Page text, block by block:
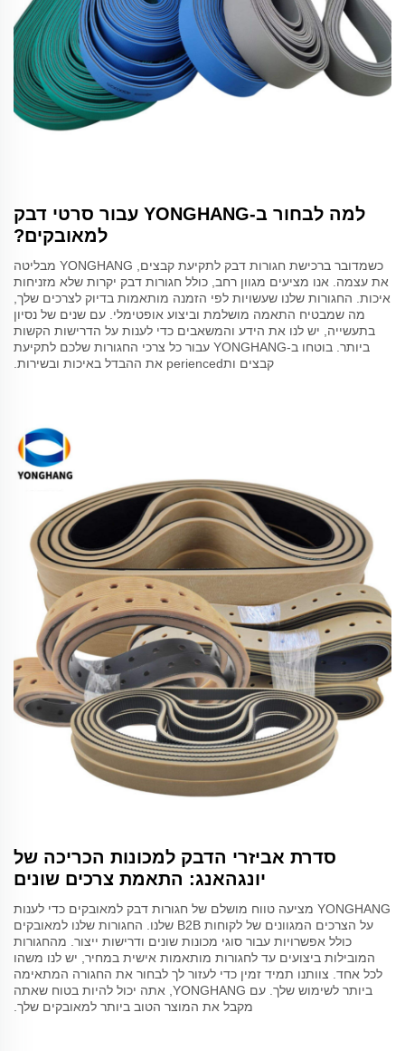
למה לבחור ב-YONGHANG עבור סרטי דבק
למאובקים?
כשמדובר ברכישת חגורות דבק לתקיעת קבצים, YONGHANG מבליטה
את עצמה. אנו מציעים מגוון רחב, כולל חגורות דבק יקרות שלא מזניחות
איכות. החגורות שלנו שעשויות לפי הזמנה מותאמות בדיוק לצרכים שלך,
מה שמבטיח התאמה מושלמת וביצוע אופטימלי. עם שנים של נסיון
בתעשייה, יש לנו את הידע והמשאבים כדי לענות על הדרישות הקשות
ביותר. בוטחו ב-YONGHANG עבור כל צרכי החגורות שלכם לתקיעת
קבצים ותperienced את ההבדל באיכות ובשירות.
סדרת אביזרי הדבק למכונות הכריכה של
יונגהאנג: התאמת צרכים שונים
YONGHANG מציעה טווח מושלם של חגורות דבק למאובקים כדי לענות
על הצרכים המגוונים של לקוחות B2B שלנו. החגורות שלנו למאובקים
כולל אפשרויות עבור סוגי מכונות שונים ודרישות ייצור. מהחגורות
המובילות ביצועים עד לחגורות מותאמות אישית במחיר, יש לנו משהו
לכל אחד. צוותנו תמיד זמין כדי לעזור לך לבחור את החגורה המתאימה
ביותר לשימוש שלך. עם YONGHANG, אתה יכול להיות בטוח שאתה
מקבל את המוצר הטוב ביותר למאובקים שלך.